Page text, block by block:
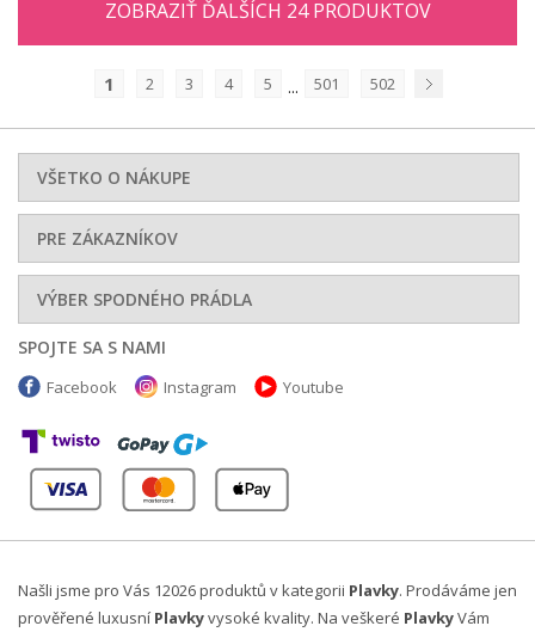
ZOBRAZIŤ ĎALŠÍCH 24 PRODUKTOV
1 2 3 4 5 ... 501
502
VŠETKO O NÁKUPE
PRE ZÁKAZNÍKOV
VÝBER SPODNÉHO PRÁDLA
SPOJTE SA S NAMI
Facebook Instagram Youtube
Našli jsme pro Vás 12026 produktů v kategorii Plavky. Prodáváme jen
prověřené luxusní Plavkyvysoké kvality. Na veškeré PlavkyVám